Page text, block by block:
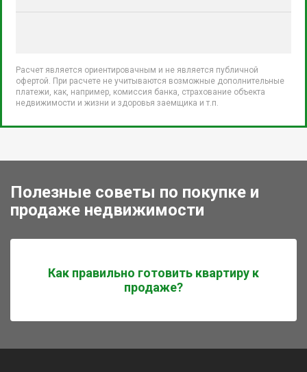
Расчет является ориентировачным и не является публичной
офертой. При расчете не учитываются возможные дополнительные
платежи, как, например, комиссия банка, страхование объекта
недвижимости и жизни и здоровья заемщика и т.п.
Полезные советы по покупке и
продаже недвижимости
Как правильно готовить квартиру к
продаже?